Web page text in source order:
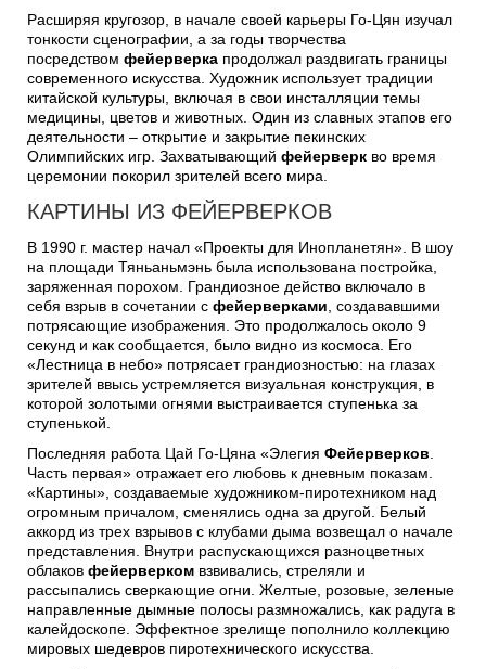
Расширяя кругозор, в начале своей карьеры Го-Цян изучал
тонкости сценографии, а за годы творчества
посредством фейерверка продолжал раздвигать границы
современного искусства. Художник использует традиции
китайской культуры, включая в свои инсталляции темы
медицины, цветов и животных. Один из славных этапов его
деятельности – открытие и закрытие пекинских
Олимпийских игр. Захватывающий фейерверк во время
церемонии покорил зрителей всего мира.
КАРТИНЫ ИЗ ФЕЙЕРВЕРКОВ
В 1990 г. мастер начал «Проекты для Инопланетян». В шоу
на площади Тяньаньмэнь была использована постройка,
заряженная порохом. Грандиозное действо включало в
себя взрыв в сочетании с фейерверками, создававшими
потрясающие изображения. Это продолжалось около 9
секунд и как сообщается, было видно из космоса. Его
«Лестница в небо» потрясает грандиозностью: на глазах
зрителей ввысь устремляется визуальная конструкция, в
которой золотыми огнями выстраивается ступенька за
ступенькой.
Последняя работа Цай Го-Цяна «Элегия Фейерверков.
Часть первая» отражает его любовь к дневным показам.
«Картины», создаваемые художником-пиротехником над
огромным причалом, сменялись одна за другой. Белый
аккорд из трех взрывов с клубами дыма возвещал о начале
представления. Внутри распускающихся разноцветных
облаков фейерверком взвивались, стреляли и
рассыпались сверкающие огни. Желтые, розовые, зеленые
направленные дымные полосы размножались, как радуга в
калейдоскопе. Эффектное зрелище пополнило коллекцию
мировых шедевров пиротехнического искусства.